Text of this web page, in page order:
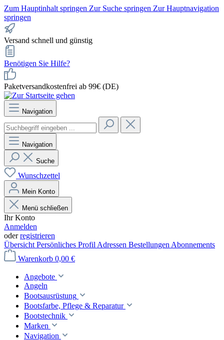
Zum Hauptinhalt springen Zur Suche springen Zur Hauptnavigation
springen
Versand schnell und günstig
Benötigen Sie Hilfe?
Paketversandkostenfrei ab 99€ (DE)
Navigation
Navigation
Suche
Wunschzettel
Mein Konto
Menü schließen
Ihr Konto
Anmelden
oderregistrieren
Übersicht Persönliches Profil Adressen Bestellungen Abonnements
Warenkorb 0,00 €
Angebote
Angeln
Bootsausrüstung
Bootsfarbe, Pflege & Reparatur
Bootstechnik
Marken
Navigation